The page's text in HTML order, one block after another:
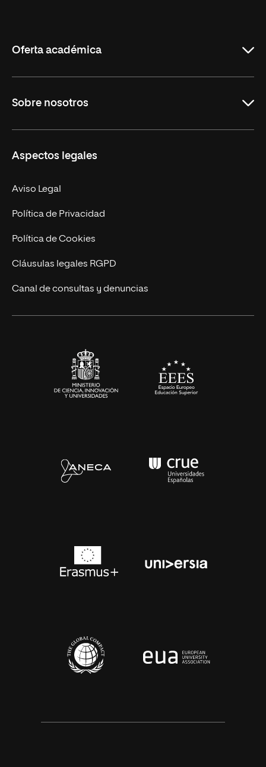
Oferta académica
Másteres Oficiales
Doctorados
Experto Universitario
Postgrados
Cursos Universitarios
Sobre nosotros
Facultades
Nuestro Equipo
Trabaja en UNIR
Actualidad
UNIR Revista
Eventos
Aspectos legales
Aviso Legal
Política de Privacidad
Política de Cookies
Cláusulas legales RGPD
Canal de consultas y denuncias